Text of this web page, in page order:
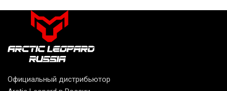
Официальный дистрибьютор